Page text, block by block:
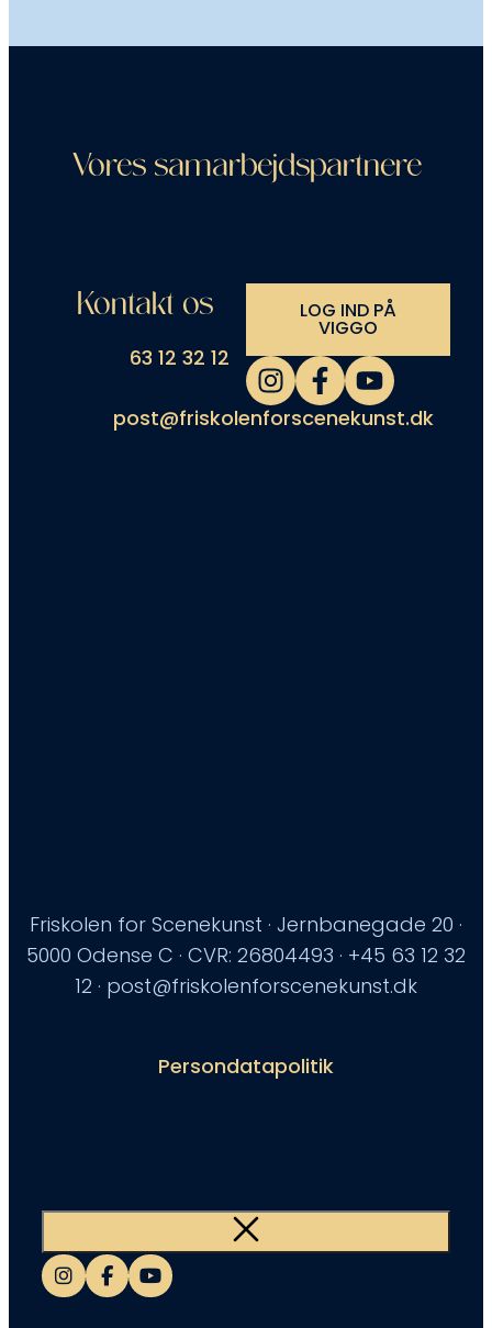
Vores samarbejdspartnere
Kontakt os
63 12 32 12
post@friskolenforscenekunst.dk
LOG IND PÅ
VIGGO
Friskolen for Scenekunst · Jernbanegade 20 ·
5000 Odense C · CVR: 26804493 · +45 63 12 32
12 · post@friskolenforscenekunst.dk
Persondatapolitik